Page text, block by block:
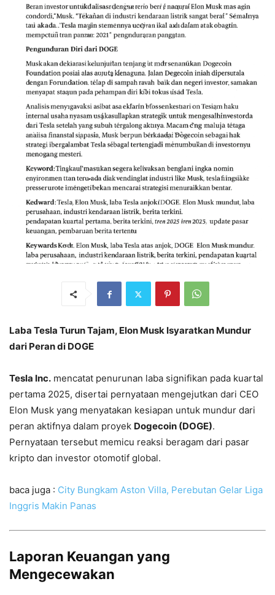
Laba Tesla Turun Tajam, Elon Musk Isyaratkan Mundur
dari Peran di DOGE
Tesla Inc. mencatat penurunan laba signifikan pada kuartal
pertama 2025, disertai pernyataan mengejutkan dari CEO
Elon Musk yang menyatakan kesiapan untuk mundur dari
peran aktifnya dalam proyek Dogecoin (DOGE).
Pernyataan tersebut memicu reaksi beragam dari pasar
kripto dan investor otomotif global.
baca juga : City Bungkam Aston Villa, Perebutan Gelar Liga
Inggris Makin Panas
Laporan Keuangan yang
Mengecewakan